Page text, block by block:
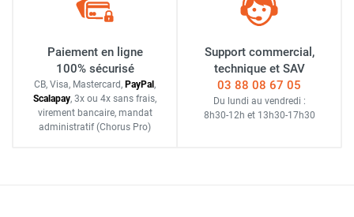
Paiement en ligne
100% sécurisé
CB, Visa, Mastercard, PayPal ,
Scalapay, 3x ou 4x sans frais,
virement bancaire, mandat
administratif (Chorus Pro)
Support commercial,
technique et SAV
03 88 08 67 05
Du lundi au vendredi :
8h30-12h et 13h30-17h30